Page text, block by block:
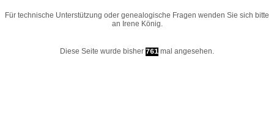
Für technische Unterstützung oder genealogische Fragen wenden Sie sich bitte
an Irene König.
Diese Seite wurde bisher 761 mal angesehen.